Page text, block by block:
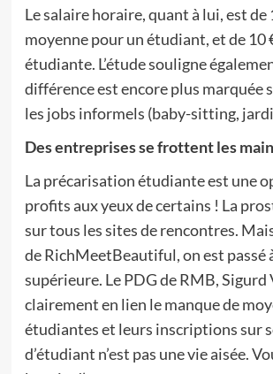
Le salaire horaire, quant à lui, est de
moyenne pour un étudiant, et de 10
étudiante. L’étude souligne
différence est encore plus marquée
les jobs informels (baby-sitting,
Des entreprises se frottent les
La précarisation étudiante est une
profits aux yeux de certains ! La
sur tous les sites de rencontres.
de RichMeetBeautiful, on est passé
supérieure. Le PDG de RMB, Sigurd
clairement en lien le manque de
étudiantes et leurs inscriptions sur
d’étudiant n’est pas une vie aisée.